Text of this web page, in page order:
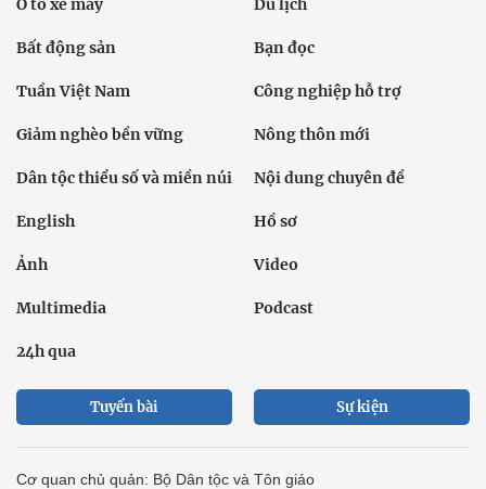
Bất động sản Bạn đọc
Tuần Việt Nam Công nghiệp hỗ trợ
Giảm nghèo bền vững Nông thôn mới
Dân tộc thiểu số và miền núi Nội dung chuyên đề
English Hồ sơ
Ảnh Video
Multimedia Podcast
24h qua
Tuyến bài Sự kiện
Cơ quan chủ quản: Bộ Dân tộc và Tôn giáo